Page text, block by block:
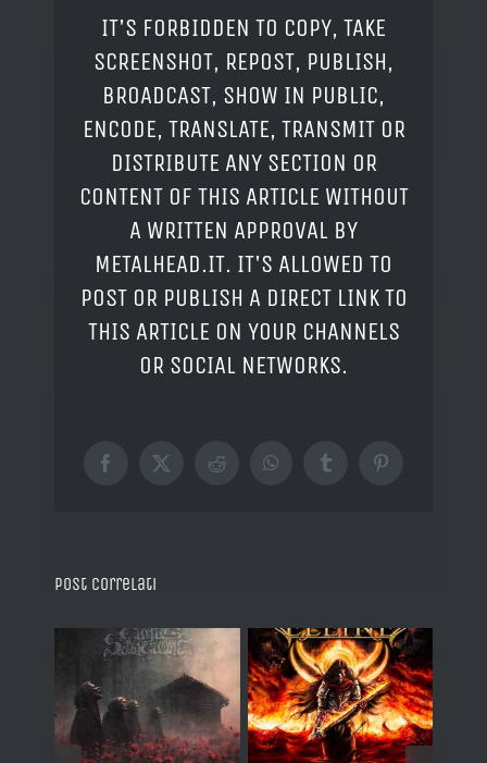
IT'S FORBIDDEN TO COPY, TAKE
SCREENSHOT, REPOST, PUBLISH,
BROADCAST, SHOW IN PUBLIC,
ENCODE, TRANSLATE, TRANSMIT OR
DISTRIBUTE ANY SECTION OR
CONTENT OF THIS ARTICLE WITHOUT
A WRITTEN APPROVAL BY
METALHEAD.IT. IT'S ALLOWED TO
POST OR PUBLISH A DIRECT LINK TO
THIS ARTICLE ON YOUR CHANNELS
OR SOCIAL NETWORKS.
Facebook
X RedditWhatsAppTumblrPinterest
Post correlati